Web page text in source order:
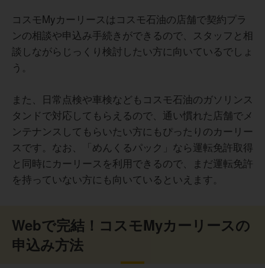
最上位のゴールドパックを選ぶことで、タイヤやバッテリ
ー、ワイパーといった消耗品のフル交換から、臨時の細か
典も日々のランニングコスト削減に大きく貢献してくれて
います。
車に関わる煩わしい事務作業や突発的な出費の波が一切な
くなり、全てのメンテナンスを生活導線上にあるスタンド
のメカニックに丸投げできるため、仕事で日々忙しく自分
の時間を一分一秒でも削られたくない独身層や、機械の知
識が全くない女性に最適です。
40代 男性
20代
全てがパッケージ化されているゴールドパックは非常に手
厚い反面、日頃から車の知識が豊富で、自分で安い整備工
場を探して格安の海外製パーツをネット購入して持ち込め
るようなDIY気質の人からすると、過剰なサービス代が含
まれているように感じて損な気持ちになるかもしれませ
ん。また、ガソリン値引きの恩恵を受けるためには、専用
のコスモザカードを決済用に新規発行して固定で使い続け
ることが大前提となるため、手持ちのクレジットカードを
これ以上増やしたくない、ミニマムに支払いを1本のカード
コスモMyカーリースはコスモ石油の店舗で契約プラ
ンの相談や申込み手続きができるので、スタッフと相
談しながらじっくり検討したい方に向いているでしょ
う。
また、日常点検や車検などもコスモ石油のガソリンス
タンドで対応してもらえるので、通い慣れた店舗でメ
ンテナンスしてもらいたい方にもぴったりのカーリー
スです。なお、「めんくるパック」なら運転免許取得
と同時にカーリースを利用できるので、まだ運転免許
を持っていない方にも向いているといえます。
Webで完結！コスモMyカーリースの
申込み方法